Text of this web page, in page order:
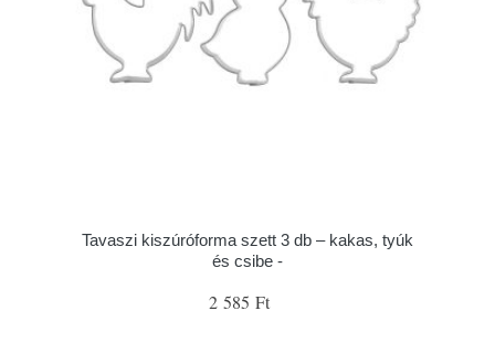
Tavaszi kiszúróforma szett 3 db – kakas, tyúk
és csibe -
2 585 Ft